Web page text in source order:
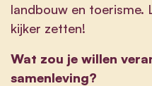
landbouw en toerisme.
kijker zetten!
Wat zou je willen
samenleving?